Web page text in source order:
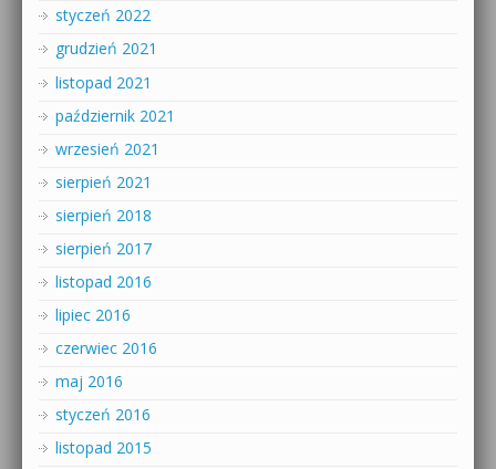
styczeń 2022
grudzień 2021
listopad 2021
październik 2021
wrzesień 2021
sierpień 2021
sierpień 2018
sierpień 2017
listopad 2016
lipiec 2016
czerwiec 2016
maj 2016
styczeń 2016
listopad 2015